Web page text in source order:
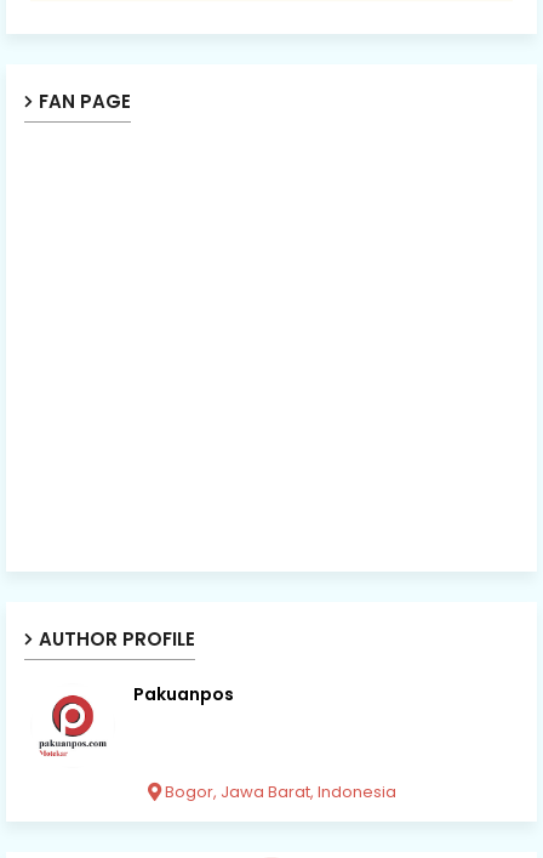
FAN PAGE
AUTHOR PROFILE
Pakuanpos
Bogor, Jawa Barat, Indonesia